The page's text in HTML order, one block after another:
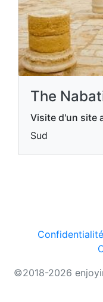
The
Visite d'un site
Sud
Confidentialité
©2018-2026